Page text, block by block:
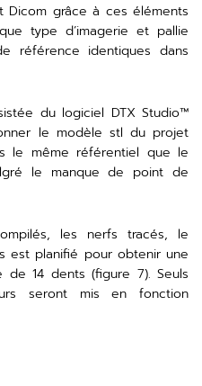
Dicom grâce à ces éléments
type d’imagerie et pallie
référence identiques dans
du logiciel DTX Studio™️
le modèle stl du projet
le même référentiel que le
le manque de point de
les nerfs tracés, le
est planifié pour obtenir une
de 14 dents (figure 7). Seuls
seront mis en fonction